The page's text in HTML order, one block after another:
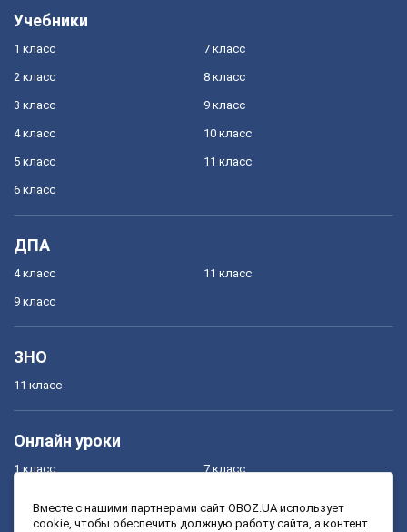
Учебники
1 класс
2 класс
3 класс
4 класс
5 класс
6 класс
7 класс
8 класс
9 класс
10 класс
11 класс
ДПА
4 класс
9 класс
11 класс
ЗНО
11 класс
Онлайн уроки
1 класс
3 класс
7 класс
9 класс
Вместе с нашими партнерами сайт OBOZ.UA использует
cookie, чтобы обеспечить должную работу сайта, а контент